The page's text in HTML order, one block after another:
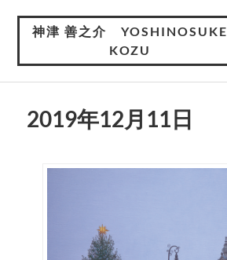
神津 善之介 YOSHINOSUKE
KOZU
2019年12月11日